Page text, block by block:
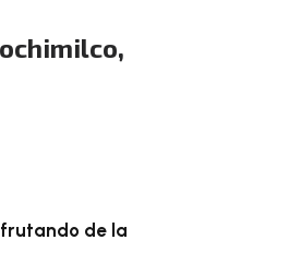
de la